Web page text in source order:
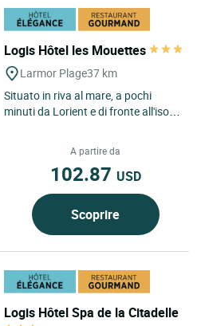
Logis Hôtel les Mouettes
Larmor Plage37 km
Situato in riva al mare, a pochi
minuti da Lorient e di fronte all'isola
A partire da
102.87 USD
Scoprire
Logis Hôtel Spa de la Citadelle